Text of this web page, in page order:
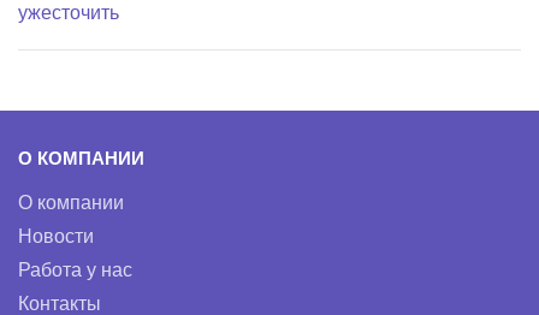
ужесточить
О КОМПАНИИ
О компании
Новости
Работа у нас
Контакты